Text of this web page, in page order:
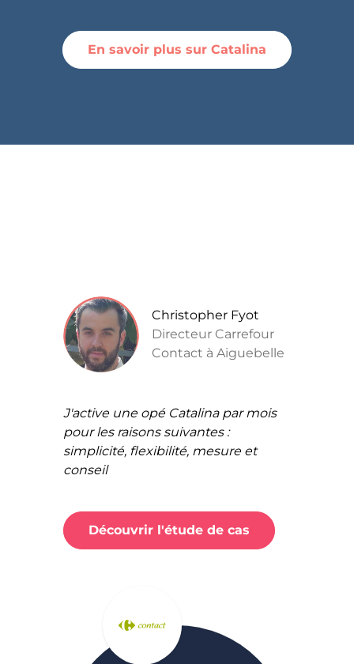
En savoir plus sur Catalina
Christopher Fyot
Directeur Carrefour
Contact à Aiguebelle
J'active une opé Catalina par mois
pour les raisons suivantes :
simplicité, flexibilité, mesure et
conseil
Découvrir l'étude de cas